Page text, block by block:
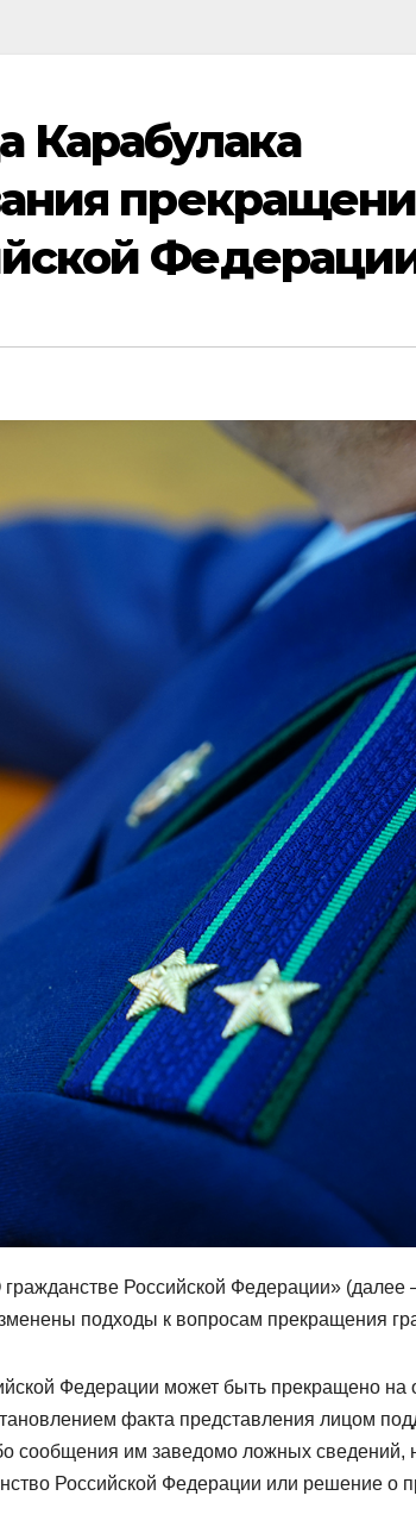
Карабулака
Российской Федерации» (далее
подходы к вопросам прекращения
Федерации может быть прекращено на
факта представления лицом
сообщения им заведомо ложных сведений,
Российской Федерации или решение о